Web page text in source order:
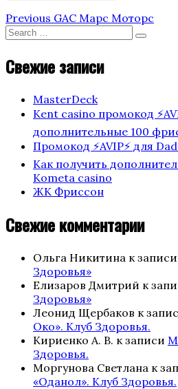
Навигация
по
записям
Previous
Post
Previous GAC Марс Моторс
Search
Search
Свежие записи
MasterDeck
Kent casino промокод
дополнительные 100
Промокод ⚡️AVIP⚡️ для
Как получить
Kometa casino
ЖК Фриссон
Свежие комментарии
Ольга Никитина к записи
Здоровья»
Елизаров Дмитрий к
Здоровья»
Леонид Щербаков к
Око». Клуб Здоровья.
Кириенко А. В. к записи
Здоровья.
Моргунова Светлана к
«Оданол». Клуб Здоровья.